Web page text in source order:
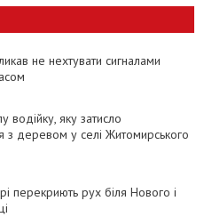
не нехтувати сигналами
водійку, яку затисло
з деревом у селі Житомирського
перекриють рух біля Нового і